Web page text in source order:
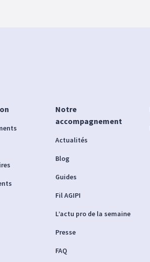
Notre
accompagnement
Actualités
Blog
Guides
Fil AGIPI
L’actu pro de la semaine
Presse
FAQ